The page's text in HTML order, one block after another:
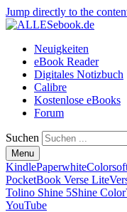
Jump directly to the
Neuigkeiten
eBook Reader
Digitales Notizbuch
Calibre
Kostenlose eBooks
Forum
Suchen
Menu
KindlePaperwhite
PocketBook Verse Lite
Tolino Shine 5Shine Color
YouTube